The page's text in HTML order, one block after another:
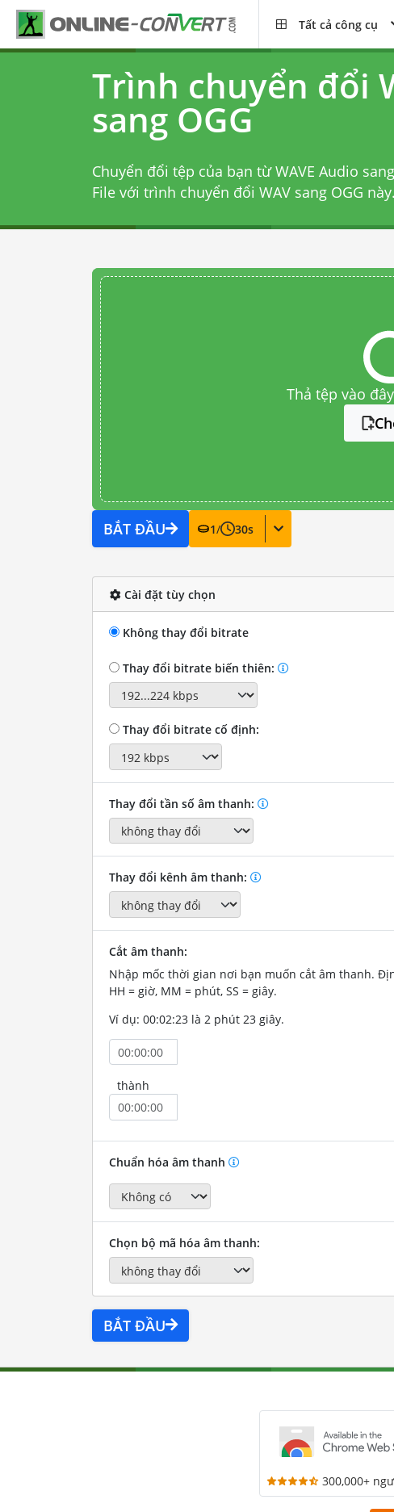
Tất cả công cụ
Trình chuyển đổi
sang OGG
Chuyển đổi tệp của bạn từ WAVE Audio
File với trình chuyển đổi WAV sang OGG này.
Thả tệp vào
BẮT ĐẦU 1/ 30s
Cài đặt tùy chọn
Không thay đổi bitrate
Thay đổi bitrate biến thiên:
Thay đổi bitrate cố định:
Thay đổi tần số âm thanh:
Thay đổi kênh âm thanh:
Cắt âm thanh:
Nhập mốc thời gian nơi bạn muốn cắt âm thanh.
HH = giờ, MM = phút, SS = giây.
Ví dụ: 00:02:23 là 2 phút 23 giây.
thành
Chuẩn hóa âm thanh
Chọn bộ mã hóa âm thanh:
BẮT ĐẦU
300,000+